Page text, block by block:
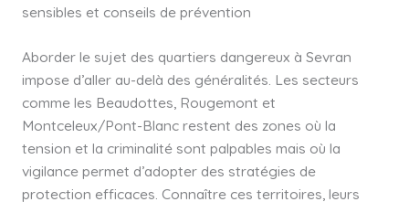
sensibles et conseils de prévention
Aborder le sujet des quartiers dangereux à Sevran
impose d’aller au-delà des généralités. Les secteurs
comme les Beaudottes, Rougemont et
Montceleux/Pont-Blanc restent des zones où la
tension et la criminalité sont palpables mais où la
vigilance permet d’adopter des stratégies de
protection efficaces. Connaître ces territoires, leurs